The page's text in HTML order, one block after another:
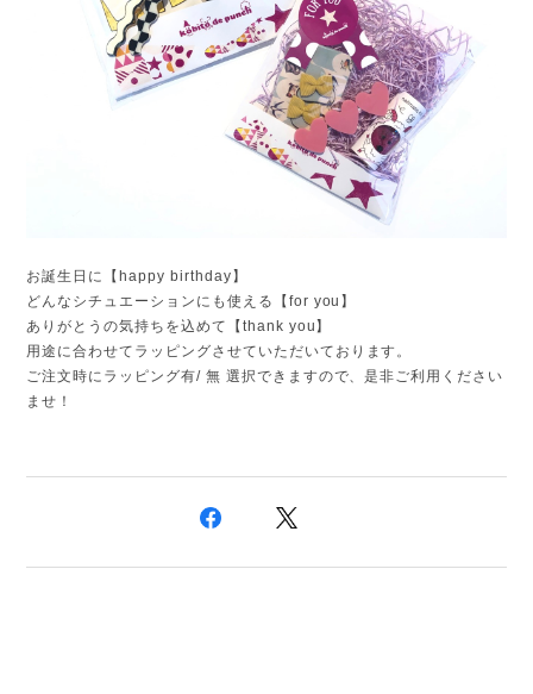
お誕生日に【happy birthday】
どんなシチュエーションにも使える【for you】
ありがとうの気持ちを込めて【thank you】
用途に合わせてラッピングさせていただいております。
ご注文時にラッピング有/ 無 選択できますので、是非ご利用ください
ませ！